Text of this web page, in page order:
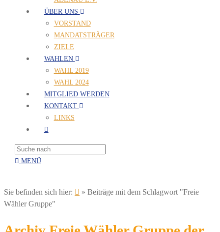
ÜBER UNS
VORSTAND
MANDATSTRÄGER
ZIELE
WAHLEN
WAHL 2019
WAHL 2024
MITGLIED WERDEN
KONTAKT
LINKS
MENÜ
Sie befinden sich hier: » Beiträge mit dem Schlagwort "Freie
Wähler Gruppe"